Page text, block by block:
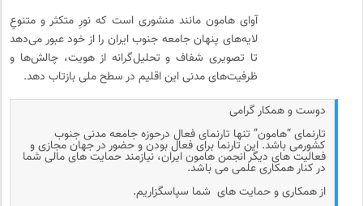
آوای هامون مانند منشوری است که نورِ متکثر و متنوعِ
لایه‌های پنهان جامعه جنوب ایران را از خود عبور می‌دهد
تا تصویری شفاف و تحلیل‌گرانه از هویت، چالش‌ها و
ظرفیت‌های مدنی این اقلیم در سطح ملی بازتاب دهد.
دوست و همکار گرامی
تارنمای “هامون” تنها تارنمای فعال درحوزه جامعه مدنی جنوب
کشورمی باشد. این تارنما برای فعال بودن و حضور در جهان مجازی و
فعالیت های دیگر انجمن هامون ایران، نیازمند حمایت های مالی شما
در کنار همکاری علمی می باشد.
از همکاری و حمایت های شما سپاسگزاریم.